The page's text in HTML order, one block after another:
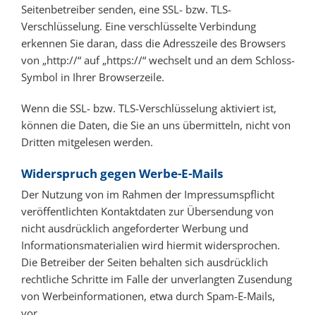
Seitenbetreiber senden, eine SSL- bzw. TLS-
Verschlüsselung. Eine verschlüsselte Verbindung
erkennen Sie daran, dass die Adresszeile des Browsers
von „http://“ auf „https://“ wechselt und an dem Schloss-
Symbol in Ihrer Browserzeile.
Wenn die SSL- bzw. TLS-Verschlüsselung aktiviert ist,
können die Daten, die Sie an uns übermitteln, nicht von
Dritten mitgelesen werden.
Widerspruch gegen Werbe-E-Mails
Der Nutzung von im Rahmen der Impressumspflicht
veröffentlichten Kontaktdaten zur Übersendung von
nicht ausdrücklich angeforderter Werbung und
Informationsmaterialien wird hiermit widersprochen.
Die Betreiber der Seiten behalten sich ausdrücklich
rechtliche Schritte im Falle der unverlangten Zusendung
von Werbeinformationen, etwa durch Spam-E-Mails,